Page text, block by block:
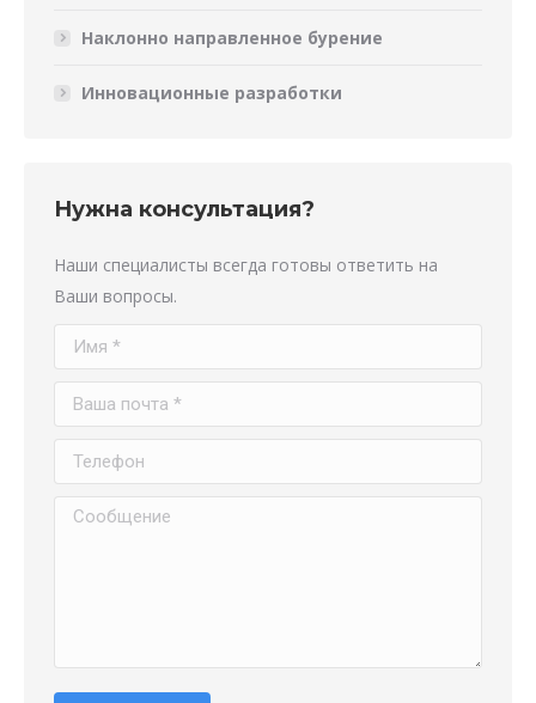
Наклонно направленное бурение
Инновационные разработки
Нужна консультация?
Наши специалисты всегда готовы ответить на
Ваши вопросы.
Имя *
Ваша почта *
Телефон
Сообщение